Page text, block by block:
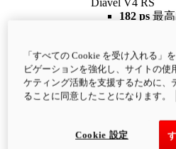
Diavel V4 RS
182 ps 最
¥4,400,000 i
コンフィギュレ
newV4 RS 100
12.2 kgm
「すべての Cookie を受け入れる」
ビゲーションを強化し、サイトの使
ケティング活動を支援するために、
ることに同意したことになります。
Cookie 設定